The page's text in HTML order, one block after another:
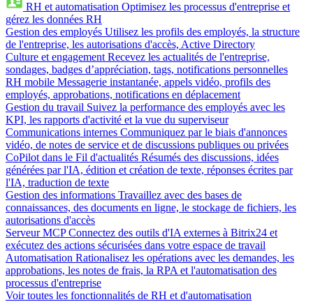
RH et automatisation Optimisez les processus d'entreprise et
gérez les données RH
Gestion des employés Utilisez les profils des employés, la structure
de l'entreprise, les autorisations d'accès, Active Directory
Culture et engagement Recevez les actualités de l'entreprise,
sondages, badges d’appréciation, tags, notifications personnelles
RH mobile Messagerie instantanée, appels vidéo, profils des
employés, approbations, notifications en déplacement
Gestion du travail Suivez la performance des employés avec les
KPI, les rapports d'activité et la vue du superviseur
Communications internes Communiquez par le biais d'annonces
vidéo, de notes de service et de discussions publiques ou privées
CoPilot dans le Fil d'actualités Résumés des discussions, idées
générées par l'IA, édition et création de texte, réponses écrites par
l'IA, traduction de texte
Gestion des informations Travaillez avec des bases de
connaissances, des documents en ligne, le stockage de fichiers, les
autorisations d'accès
Serveur MCP Connectez des outils d'IA externes à Bitrix24 et
exécutez des actions sécurisées dans votre espace de travail
Automatisation Rationalisez les opérations avec les demandes, les
approbations, les notes de frais, la RPA et l'automatisation des
processus d'entreprise
Voir toutes les fonctionnalités de RH et d'automatisation